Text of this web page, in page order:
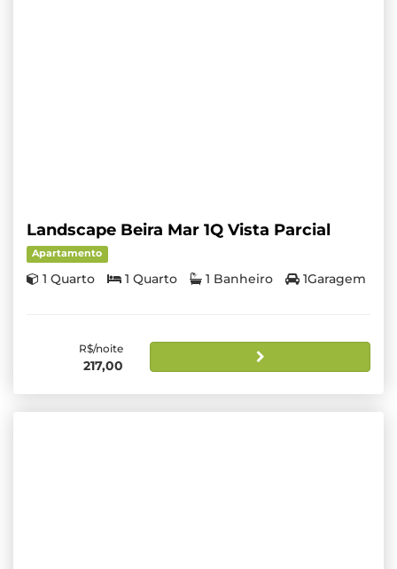
Landscape Beira Mar 1Q Vista Parcial
Apartamento
1 Quarto 1 Quarto 1 Banheiro 1Garagem
R$/noite
217,00